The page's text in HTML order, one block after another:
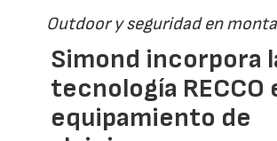
Outdoor y seguridad en
Simond incorpora
tecnología RECCO
equipamiento de